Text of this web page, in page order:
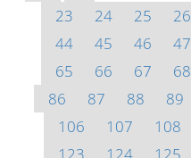
23
24 25 26
44
45 46 47
65
66 67 68
86
87 88 89
106
107 108